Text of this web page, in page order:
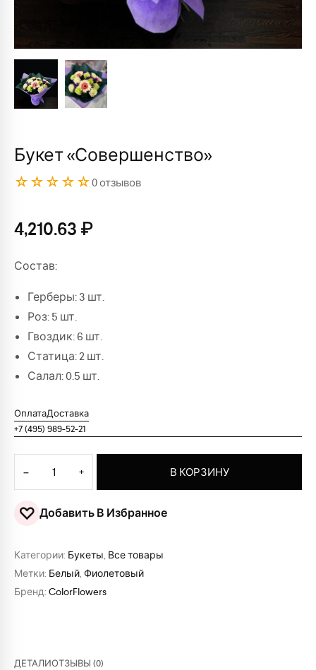
Букет «Совершенство»
☆☆☆☆☆0 отзывов
4,210.63 ₽
Состав:
Герберы: 3 шт.
Роз: 5 шт.
Гвоздик: 6 шт.
Статица: 2 шт.
Салал: 0.5 шт.
ОплатаДоставка
+7 (495) 989-52-21
− + В КОРЗИНУ
♡ Добавить В Избранное
Категории: Букеты, Все товары
Метки: Белый, Фиолетовый
Бренд: ColorFlowers
ДЕТАЛИОТЗЫВЫ (0)